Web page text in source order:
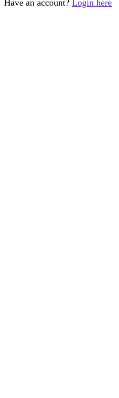
Have an account? Login here